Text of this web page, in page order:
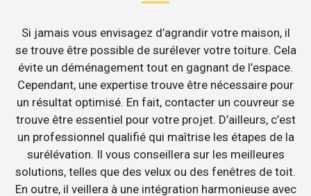
Si jamais vous envisagez d’agrandir votre maison, il
se trouve être possible de surélever votre toiture. Cela
évite un déménagement tout en gagnant de l’espace.
Cependant, une expertise trouve être nécessaire pour
un résultat optimisé. En fait, contacter un couvreur se
trouve être essentiel pour votre projet. D’ailleurs, c’est
un professionnel qualifié qui maîtrise les étapes de la
surélévation. Il vous conseillera sur les meilleures
solutions, telles que des velux ou des fenêtres de toit.
En outre, il veillera à une intégration harmonieuse avec